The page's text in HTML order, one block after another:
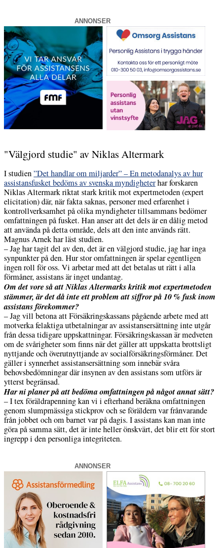
ANNONSER
"Välgjord studie" av Niklas Altermark
I studien”Det handlar om miljarder” – En metodanalys av hur
assistansfusket bedöms av svenska myndigheterhar forskaren
Niklas Altermark riktat stark kritik mot expertmetoden (expert
elicitation) där, när fakta saknas, personer med erfarenhet i
kontrollverksamhet på olika myndigheter tillsammans bedömer
omfattningen på fusket. Han anser att det dels är en dålig metod
att använda på detta område, dels att den inte används rätt.
Magnus Arnek har läst studien.
– Jag har tagit del av den, det är en välgjord studie, jag har inga
synpunkter på den. Hur stor omfattningen är spelar egentligen
ingen roll för oss. Vi arbetar med att det betalas ut rätt i alla
förmåner, assistans är inget undantag.
Om det vore så att Niklas Altermarks kritik mot expertmetoden
stämmer, är det då inte ett problem att siffror på 10 % fusk inom
assistans förekommer?
– Jag vill betona att Försäkringskassans pågående arbete med att
motverka felaktiga utbetalningar av assistansersättning inte utgår
från dessa tidigare uppskattningar. Försäkringskassan är medveten
om de svårigheter som finns när det gäller att uppskatta brottsligt
nyttjande och överutnyttjande av socialförsäkringsförmåner. Det
gäller i synnerhet assistansersättning som innebär svåra
behovsbedömningar där insynen av den assistans som utförs är
ytterst begränsad.
Har ni planer på att bedöma omfattningen på något annat sätt?
– I tex föräldrapenning kan vi i efterhand beräkna omfattningen
genom slumpmässiga stickprov och se föräldern var frånvarande
från jobbet och om barnet var på dagis. I assistans kan man inte
göra på samma sätt, det är inte heller önskvärt, det blir ett för stort
ingrepp i den personliga integriteten.
ANNONSER